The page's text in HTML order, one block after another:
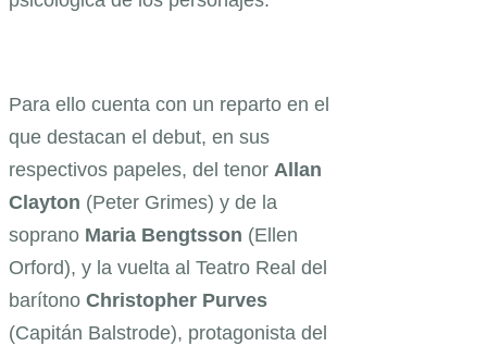
Para ello cuenta con un reparto en el
que destacan el debut, en sus
respectivos papeles, del tenor Allan
Clayton (Peter Grimes) y de la
soprano Maria Bengtsson (Ellen
Orford), y la vuelta al Teatro Real del
barítono Christopher Purves
(Capitán Balstrode), protagonista del